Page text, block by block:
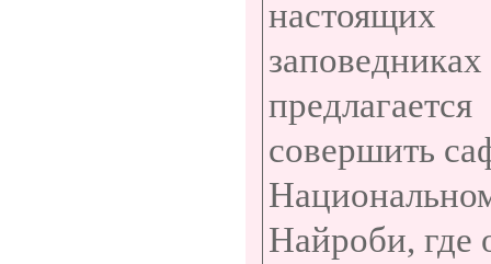
настоящих
предлагается
совершить
Найроби, где